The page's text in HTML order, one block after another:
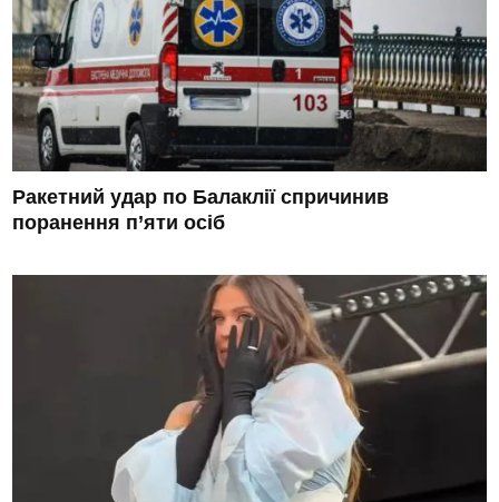
Ракетний удар по Балаклії спричинив
поранення п’яти осіб